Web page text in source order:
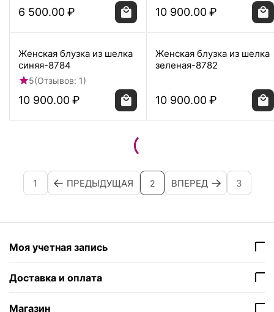
6 500.00₽ 10 900.00₽
Женская блузка из шелка
синяя-8784
5(Отзывов: 1)
10 900.00₽
Женская блузка из шелка
зеленая-8782
10 900.00₽
1 ПРЕДЫДУЩАЯ 2 ВПЕРЕД 3
Моя учетная запись
Доставка и оплата
Магазин